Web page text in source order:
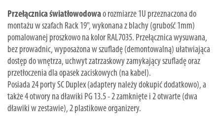
Przełącznica światłowodowao rozmiarze 1U przeznaczona do
montażu w szafach Rack 19", wykonana z blachy (grubość 1mm)
pomalowanej proszkowo na kolor RAL7035. Przełącznica wysuwana,
bez prowadnic, wyposażona w szufladę (demontowalną) ułatwiająca
dostęp do wnętrza, uchwyt zatrzaskowy zamykający szufladę oraz
przetłoczenia dla opasek zaciskowych (na kabel).
Posiada 24 porty SC Duplex (adaptery należy dokupić dodatkowo), a
także 4 otwory na dławiki PG 13.5 - 2 zamknięte i 2 otwarte (dwa
dławiki w zestawie), 2 plastikowe organizery.